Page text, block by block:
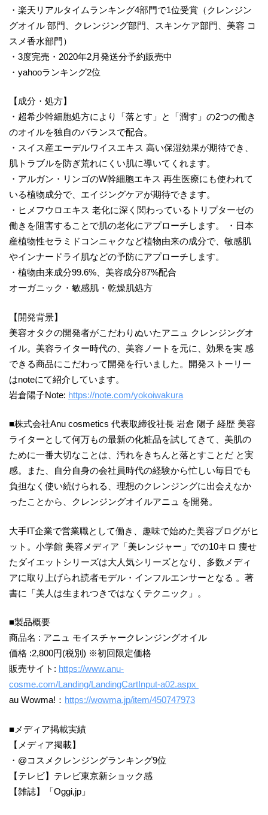
・楽天リアルタイムランキング4部門で1位受賞（クレンジン
グオイル 部門、クレンジング部門、スキンケア部門、美容 コ
スメ香水部門）
・3度完売・2020年2月発送分予約販売中
・yahooランキング2位
【成分・処方】
・超希少幹細胞処方により「落とす」と「潤す」の2つの働き
のオイルを独自のバランスで配合。
・スイス産エーデルワイスエキス 高い保湿効果が期待でき、
肌トラブルを防ぎ荒れにくい肌に導いてくれます。
・アルガン・リンゴのW幹細胞エキス 再生医療にも使われて
いる植物成分で、エイジングケアが期待できます。
・ヒメフウロエキス 老化に深く関わっているトリプターゼの
働きを阻害することで肌の老化にアプローチします。 ・日本
産植物性セラミドコンニャクなど植物由来の成分で、敏感肌
やインナードライ肌などの予防にアプローチします。
・植物由来成分99.6%、美容成分87%配合
オーガニック・敏感肌・乾燥肌処方
【開発背景】
美容オタクの開発者がこだわりぬいたアニュ クレンジングオ
イル。美容ライター時代の、美容ノートを元に、効果を実 感
できる商品にこだわって開発を行いました。開発ストーリー
はnoteにて紹介しています。
岩倉陽子Note: https://note.com/yokoiwakura
■株式会社Anu cosmetics 代表取締役社⻑ 岩倉 陽子 経歴 美容
ライターとして何万もの最新の化粧品を試してきて、美肌の
ために一番大切なことは、汚れをきちんと落とすことだ と実
感。また、自分自身の会社員時代の経験から忙しい毎日でも
負担なく使い続けられる、理想のクレンジングに出会えなか
ったことから、クレンジングオイルアニュ を開発。
大手IT企業で営業職として働き、趣味で始めた美容ブログがヒ
ット。小学館 美容メディア「美レンジャー」での10キロ 痩せ
たダイエットシリーズは大人気シリーズとなり、多数メディ
アに取り上げられ読者モデル・インフルエンサーとなる 。著
書に「美人は生まれつきではなくテクニック」。
■製品概要
商品名 : アニュ モイスチャークレンジングオイル
価格 :2,800円(税別) ※初回限定価格
販売サイト: https://www.anu-
cosme.com/Landing/LandingCartInput-a02.aspx
au Wowma!： https://wowma.jp/item/450747973
■メディア掲載実績
【メディア掲載】
・@コスメクレンジングランキング9位
【テレビ】テレビ東京新ショック感
【雑誌】「Oggi,jp」